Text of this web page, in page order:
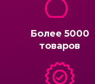
Более 5000
товаров